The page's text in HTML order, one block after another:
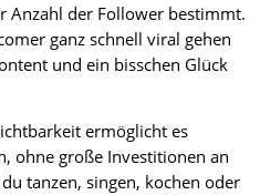
Anzahl der Follower bestimmt.
ganz schnell viral gehen
und ein bisschen Glück
ermöglicht es
ohne große Investitionen an
tanzen, singen, kochen oder